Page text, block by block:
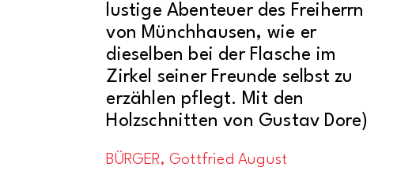
lustige Abenteuer des Freiherrn
von Münchhausen, wie er
dieselben bei der Flasche im
Zirkel seiner Freunde selbst zu
erzählen pflegt. Mit den
Holzschnitten von Gustav Dore)
BÜRGER, Gottfried August